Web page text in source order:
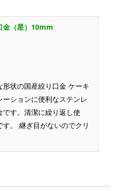
金（星）10mm
状の国産絞り口金 ケーキ
ションに便利なステンレ
す。清潔に繰り返し使
。 継ぎ目がないのでクリ